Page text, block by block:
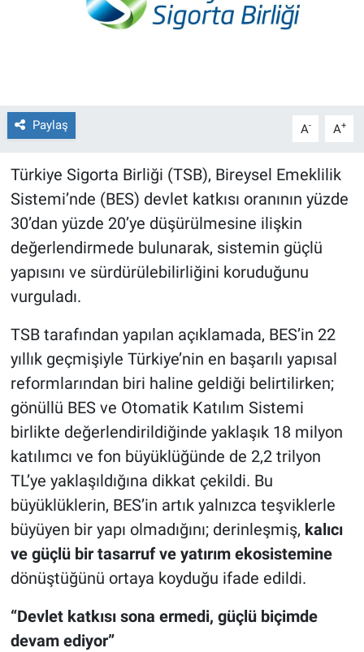
Paylaş A- A+
Türkiye Sigorta Birliği (TSB), Bireysel Emeklilik
Sistemi’nde (BES) devlet katkısı oranının yüzde
30’dan yüzde 20’ye düşürülmesine ilişkin
değerlendirmede bulunarak, sistemin güçlü
yapısını ve sürdürülebilirliğini koruduğunu
vurguladı.
TSB tarafından yapılan açıklamada, BES’in 22
yıllık geçmişiyle Türkiye’nin en başarılı yapısal
reformlarından biri haline geldiği belirtilirken;
gönüllü BES ve Otomatik Katılım Sistemi
birlikte değerlendirildiğinde yaklaşık 18 milyon
katılımcı ve fon büyüklüğünde de 2,2 trilyon
TL’ye yaklaşıldığına dikkat çekildi. Bu
büyüklüklerin, BES’in artık yalnızca teşviklerle
büyüyen bir yapı olmadığını; derinleşmiş, kalıcı
ve güçlü bir tasarruf ve yatırım ekosistemine
dönüştüğünü ortaya koyduğu ifade edildi.
“Devlet katkısı sona ermedi, güçlü biçimde
devam ediyor”